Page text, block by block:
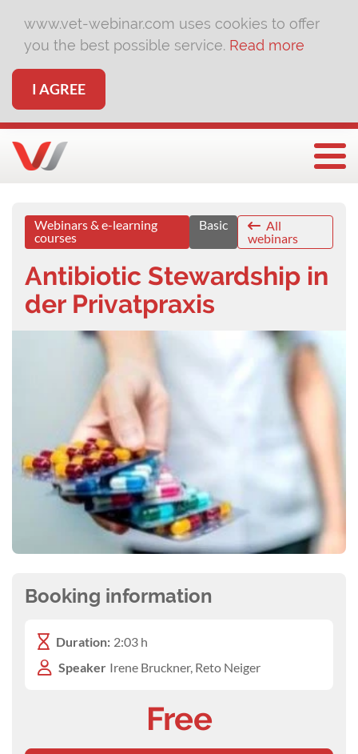
www.vet-webinar.com uses cookies to offer
you the best possible service. Read more
I AGREE
Webinars & e-learning
courses
Basic
All
webinars
Antibiotic Stewardship in
der Privatpraxis
Booking information
Duration: 2:03 h
Speaker Irene Bruckner, Reto Neiger
Free